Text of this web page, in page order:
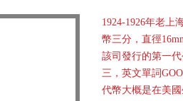
1924-1926年老上
幣三分，直徑
該司發行的第一
三，英文單詞
代幣大概是在美